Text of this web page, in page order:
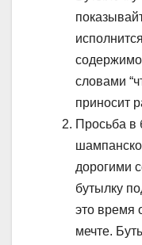
словами
приносит
Просьба в
дорогими
бутылку
это время
мечте.